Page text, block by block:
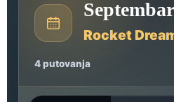
Rocket
4 putovanja